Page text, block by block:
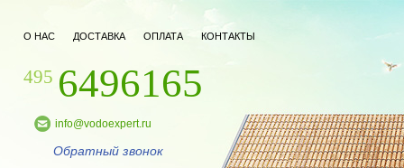
О НАС ДОСТАВКА ОПЛАТА КОНТАКТЫ
495 6496165
info@vodoexpert.ru
Обратный звонок